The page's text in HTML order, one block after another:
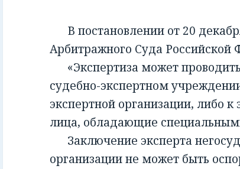
В постановлении от 20
Арбитражного Суда Российской
«Экспертиза может
судебно-экспертном
экспертной организации, либо к
лица, обладающие
Заключение эксперта
организации не может быть